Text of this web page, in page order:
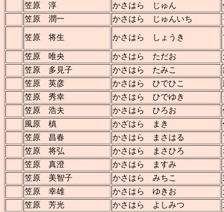
笠原 淳
かさはら じゅん
笠原 潤一
かさはら じゅんいち
笠原 将生 かさはら しょうき
笠原 唯央 かさはら ただお
笠原 多見子
かさはら たみこ
笠原 英彦
かさはら ひでひこ
笠原 秀幸
かさはら ひでゆき
笠原 浩夫
かさはら ひろお
風原 槙
かざはら まき
笠原 昌春
かさはら まさはる
笠原 将弘
かさはら まさひろ
笠原 真澄
かさはら ますみ
笠原 美智子
かさはら みちこ
笠原 幸雄
かさはら ゆきお
笠原 芳光
かさはら よしみつ